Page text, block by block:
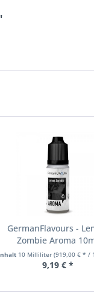
GermanFlavours -
Zombie Aroma
10 Milliliter (919,00 € * / 1000
9,19 € *